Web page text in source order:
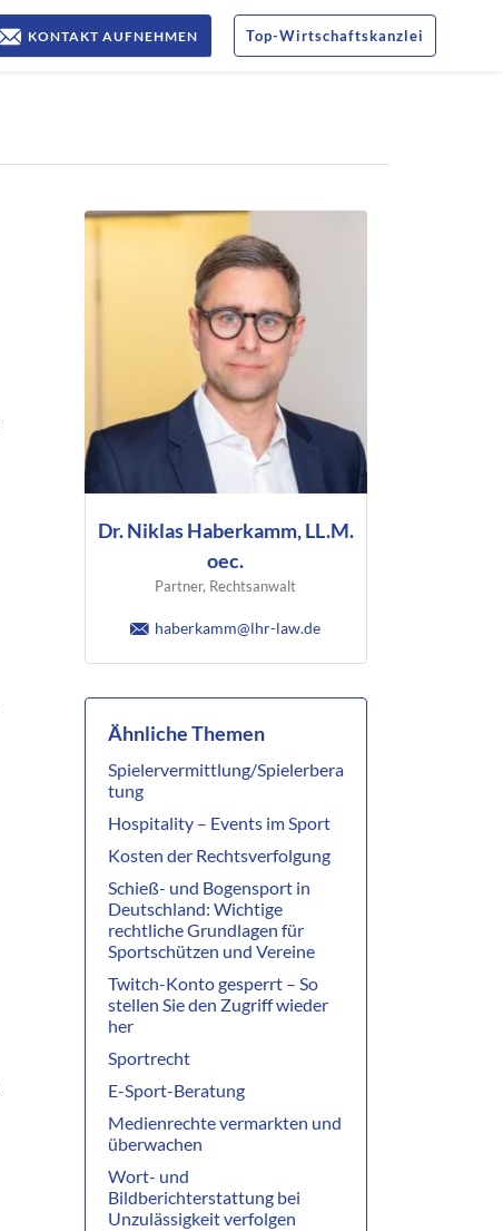
Top-Wirtschaftskanzlei
KONTAKT AUFNEHMEN
Dr. Niklas Haberkamm, LL.M.
oec.
Partner, Rechtsanwalt
haberkamm@lhr-law.de
Ähnliche Themen
Spielervermittlung/Spielerbera
tung
Hospitality – Events im Sport
Kosten der Rechtsverfolgung
Schieß- und Bogensport in
Deutschland: Wichtige
rechtliche Grundlagen für
Sportschützen und Vereine
Twitch-Konto gesperrt – So
stellen Sie den Zugriff wieder
her
Sportrecht
E-Sport-Beratung
Medienrechte vermarkten und
überwachen
Wort- und
Bildberichterstattung bei
Unzulässigkeit verfolgen